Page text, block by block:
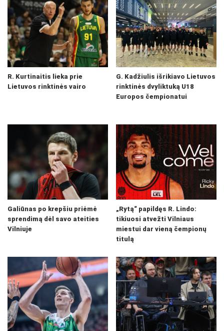
R. Kurtinaitis lieka prie
Lietuvos rinktinės vairo
G. Kadžiulis išrikiavo Lietuvos
rinktinės dvyliktuką U18
Europos čempionatui
Galiūnas po krepšiu priėmė
sprendimą dėl savo ateities
Vilniuje
„Rytą“ papildęs R. Lindo:
tikiuosi atvežti Vilniaus
miestui dar vieną čempionų
titulą